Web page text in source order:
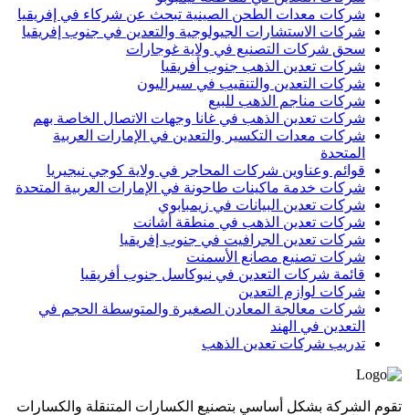
شركات معدات الطحن الصينية تبحث عن شركاء في إفريقيا
شركات الاستشارات الجيولوجية والتعدين في جنوب إفريقيا
سحق شركات التصنيع في ولاية غوجارات
شركات تعدين الذهب جنوب أفريقيا
شركات التعدين والتنقيب في سيراليون
شركات مناجم الذهب للبيع
شركات تعدين الذهب في غانا وجهات الاتصال الخاصة بهم
شركات معدات التكسير والتعدين في الإمارات العربية
المتحدة
قوائم وعناوين شركات المحاجر في ولاية كوجي نيجيريا
شركات خدمة ماكينات طاحونة في الإمارات العربية المتحدة
شركات تعدين البيانات في زيمبابوي
شركات تعدين الذهب في منطقة أشانت
شركات تعدين الجرافيت في جنوب إفريقيا
شركات تصنيع مصانع الأسمنت
قائمة شركات التعدين في نيوكاسل جنوب أفريقيا
شركات لوازم التعدين
شركات معالجة المعادن الصغيرة والمتوسطة الحجم في
التعدين في الهند
تدريب شركات تعدين الذهب
تقوم الشركة بشكل أساسي بتصنيع الكسارات المتنقلة والكسارات